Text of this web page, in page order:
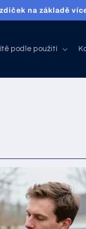
tkaniny, pletiva a
podle použití